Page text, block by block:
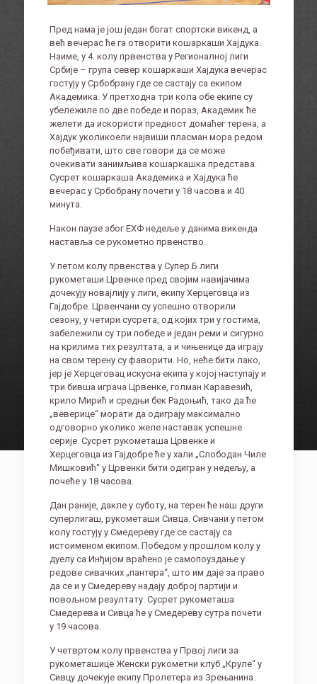
Пред нама је још један богат спортски викенд, а
већ вечерас ће га отворити кошаркаши Хајдука.
Наиме, у 4. колу првенства у Регионалној лиги
Србије – група север кошаркаши Хајдука вечерас
гостују у Србобрану где се састају са екипом
Академика. У претходна три кола обе екипе су
убележиле по две победе и пораз, Академик ће
желети да искористи предност домаћег терена, а
Хајдук уколикоели највиши пласман мора редом
побеђивати, што све говори да се може
очекивати занимљива кошаркашка представа.
Сусрет кошаркаша Академика и Хајдука ће
вечерас у Србобрану почети у 18 часова и 40
минута.
Након паузе због ЕХФ недеље у данима викенда
наставља се рукометно првенство.
У петом колу првенства у Супер Б лиги
рукометаши Црвенке пред својим навијачима
дочекују новајлију у лиги, екипу Херцеговца из
Гајдобре. Црвенчани су успешно отворили
сезону, у четири сусрета, од којих три у гостима,
забележили су три победе и један реми и сигурно
на крилима тих резултата, а и чињенице да играју
на свом терену су фаворити. Но, неће бити лако,
јер је Херцеговац искусна екипа у којој наступају и
три бивша играча Црвенке, голман Каравезић,
крило Мирић и средњи бек Радоњић, тако да ће
„веверице“ морати да одиграју максимално
одговорно уколико желе наставак успешне
серије. Сусрет рукометаша Црвенке и
Херцеговца из Гајдобре ће у хали „Слободан Чиле
Мишковић“ у Црвенки бити одигран у недељу, а
почеће у 18 часова.
Дан раније, дакле у суботу, на терен ће наш други
суперлигаш, рукометаши Сивца. Сивчани у петом
колу гостују у Смедереву где се састају са
истоименом екипом. Победом у прошлом колу у
дуелу са Инђијом враћено је самопоуздање у
редове сивачких „пантера“, што им даје за право
да се и у Смедереву надају доброј партији и
повољном резултату. Сусрет рукометаша
Смедерева и Сивца ће у Смедереву сутра почети
у 19 часова.
У четвртом колу првенства у Првој лиги за
рукометашице Женски рукометни клуб „Круле“ у
Сивцу дочекује екипу Пролетера из Зрењанина.